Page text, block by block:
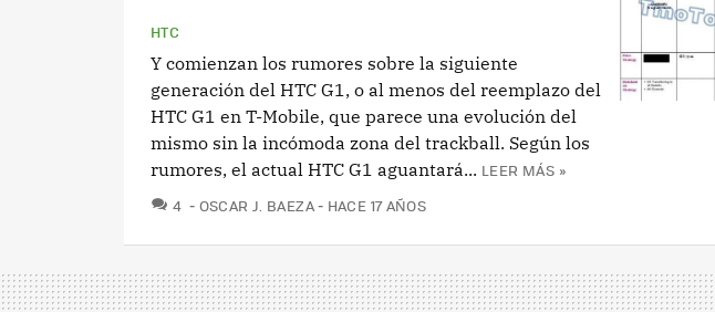
HTC
Y comienzan los rumores sobre la siguiente
generación del HTC G1, o al menos del reemplazo del
HTC G1 en T-Mobile, que parece una evolución del
mismo sin la incómoda zona del trackball. Según los
rumores, el actual HTC G1 aguantará... LEER MÁS »
4 COMENTARIOS
OSCAR J. BAEZA HACE 17 AÑOS